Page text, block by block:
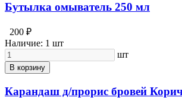
Бутылка омыватель 250 мл
200 ₽
Наличие: 1 шт
шт
В корзину
Карандаш д/прорис бровей